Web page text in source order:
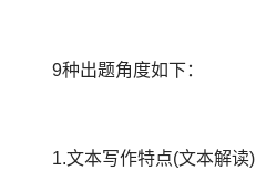
9种出题角度如下：
1.文本写作特点(文本解读)